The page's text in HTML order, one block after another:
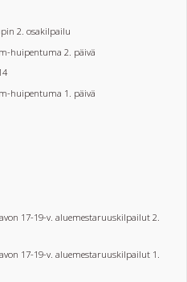
2. osakilpailu
huipentuma 2. päivä
huipentuma 1. päivä
17-19-v. aluemestaruuskilpailut 2.
17-19-v. aluemestaruuskilpailut 1.